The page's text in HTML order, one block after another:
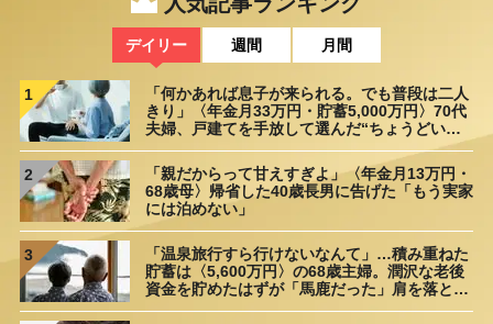
デイリー 週間 月間
1
「何かあれば息子が来られる。でも普段は二人
きり」〈年金月33万円・貯蓄5,000万円〉70代
夫婦、戸建てを手放して選んだ“ちょうどいい
2
「親だからって甘えすぎよ」〈年金月13万円・
68歳母〉帰省した40歳長男に告げた「もう実家
には泊めない」
3
「温泉旅行すら行けないなんて」…積み重ねた
貯蓄は〈5,600万円〉の68歳主婦。潤沢な老後
資金を貯めたはずが「馬鹿だった」肩を落とす